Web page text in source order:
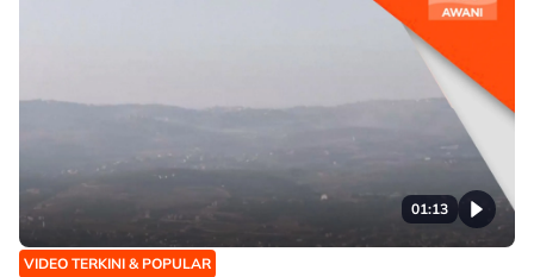
01:13
VIDEO TERKINI & POPULAR